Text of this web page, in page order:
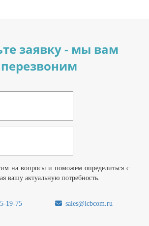
заявку - мы вам
перезвоним
на вопросы и поможем определиться с
вашу актуальную потребность.
19-75 sales@icbcom.ru